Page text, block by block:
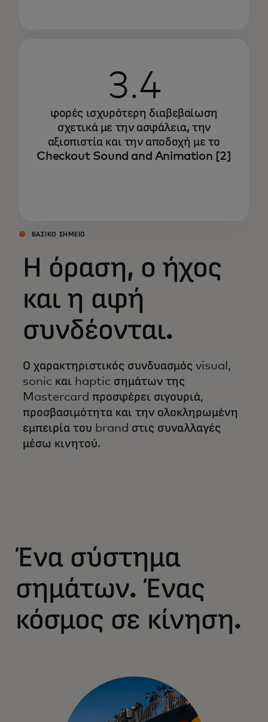
3.4
φορές ισχυρότερη διαβεβαίωση
σχετικά με την ασφάλεια, την
αξιοπιστία και την αποδοχή με το
Checkout Sound and Animation [2]
ΒΑΣΙΚΟ ΣΗΜΕΙΟ
Η όραση, ο ήχος
και η αφή
συνδέονται.
Ο χαρακτηριστικός συνδυασμός visual,
sonic και haptic σημάτων της
Mastercard προσφέρει σιγουριά,
προσβασιμότητα και την ολοκληρωμένη
εμπειρία του brand στις συναλλαγές
μέσω κινητού.
Ένα σύστημα
σημάτων. Ένας
κόσμος σε κίνηση.